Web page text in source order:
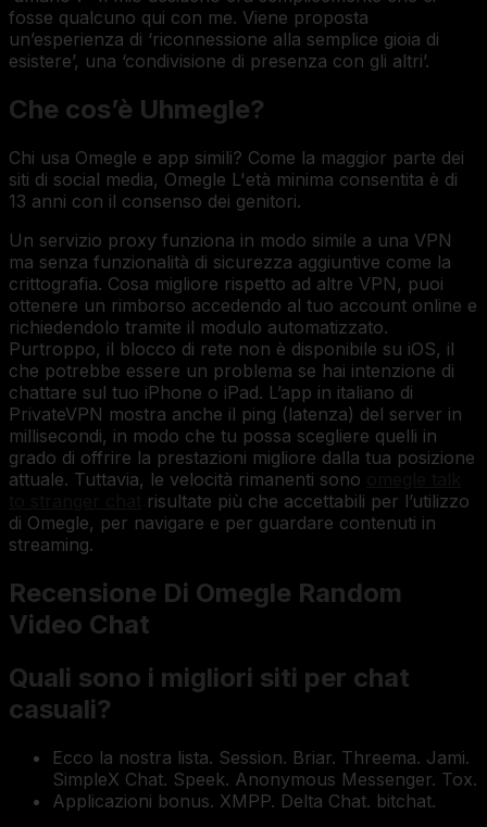
fosse qualcuno qui con me. Viene proposta
un’esperienza di ‘riconnessione alla semplice gioia di
esistere’, una ‘condivisione di presenza con gli altri’.
Che cos’è Uhmegle?
Chi usa Omegle e app simili? Come la maggior parte dei
siti di social media, Omegle L'età minima consentita è di
13 anni con il consenso dei genitori.
Un servizio proxy funziona in modo simile a una VPN
ma senza funzionalità di sicurezza aggiuntive come la
crittografia. Cosa migliore rispetto ad altre VPN, puoi
ottenere un rimborso accedendo al tuo account online e
richiedendolo tramite il modulo automatizzato.
Purtroppo, il blocco di rete non è disponibile su iOS, il
che potrebbe essere un problema se hai intenzione di
chattare sul tuo iPhone o iPad. L’app in italiano di
PrivateVPN mostra anche il ping (latenza) del server in
millisecondi, in modo che tu possa scegliere quelli in
grado di offrire la prestazioni migliore dalla tua posizione
attuale. Tuttavia, le velocità rimanenti sono
risultate più che accettabili per l’utilizzo
di Omegle, per navigare e per guardare contenuti in
streaming.
Recensione Di Omegle Random
Video Chat
Quali sono i migliori siti per chat
casuali?
Ecco la nostra lista. Session. Briar. Threema. Jami.
SimpleX Chat. Speek. Anonymous Messenger. Tox.
Applicazioni bonus. XMPP. Delta Chat. bitchat.